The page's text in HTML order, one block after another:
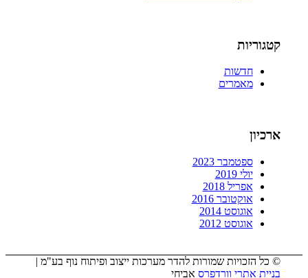
קטגוריות
חדשות
מאמרים
ארכיון
ספטמבר 2023
יולי 2019
אפריל 2018
אוקטובר 2016
אוגוסט 2014
אוגוסט 2012
© כל הזכויות שמורות להדר מערכות ייצוב ופיתוח נוף בע"מ |
בניית אתרי וורדפרס אביחי